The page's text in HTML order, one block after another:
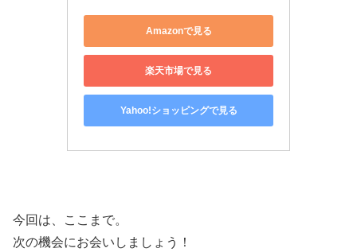
Amazonで見る
楽天市場で見る
Yahoo!ショッピングで見る
今回は、ここまで。
次の機会にお会いしましょう！